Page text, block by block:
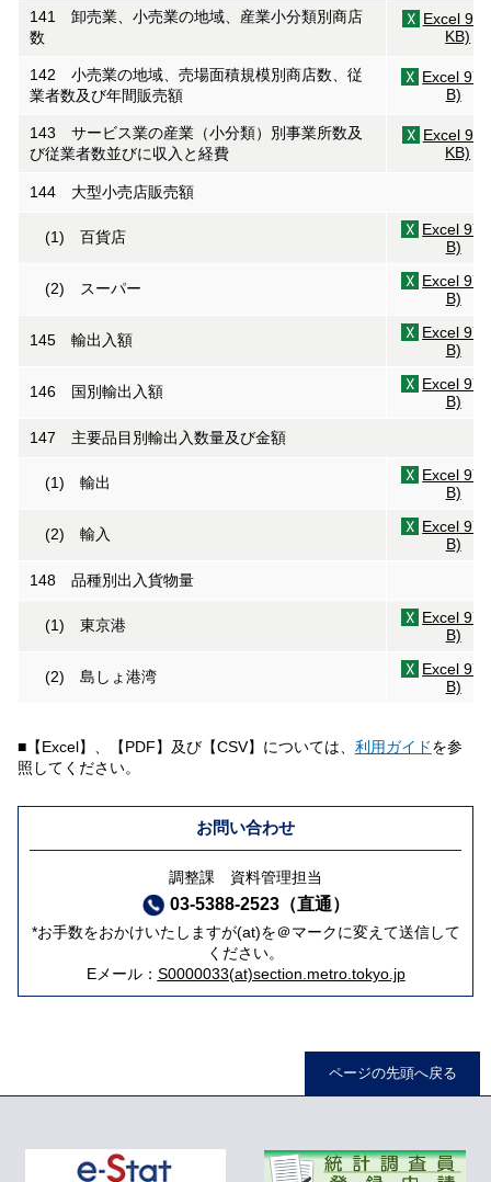
141 卸売業、小売業の地域、産業小分類別商店
数
Excel
KB)
142 小売業の地域、売場面積規模別商店数、従
業者数及び年間販売額
Excel
B)
143 サービス業の産業（小分類）別事業所数及
び従業者数並びに収入と経費
Excel
KB)
144 大型小売店販売額
(1) 百貨店
Excel
B)
(2) スーパー
Excel
B)
145 輸出入額
Excel
B)
146 国別輸出入額
Excel
B)
147 主要品目別輸出入数量及び金額
(1) 輸出
Excel
B)
(2) 輸入
Excel
B)
148 品種別出入貨物量
(1) 東京港
Excel
B)
(2) 島しょ港湾
Excel
B)
■【Excel】、【PDF】及び【CSV】については、 利用ガイドを参
照してください。
お問い合わせ
調整課 資料管理担当
03-5388-2523（直通）
*お手数をおかけいたしますが(at)を＠マークに変えて送信して
ください。
Eメール： S0000033(at)section.metro.tokyo.jp
ページの先頭へ戻る